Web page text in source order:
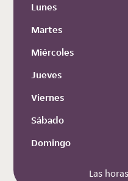
Lunes
Martes
Miércoles
Jueves
Viernes
Sábado
Domingo
Las